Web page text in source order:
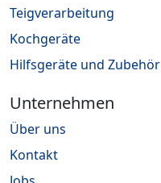
Teigverarbeitung
Kochgeräte
Hilfsgeräte und Zubehör
Unternehmen
Über uns
Kontakt